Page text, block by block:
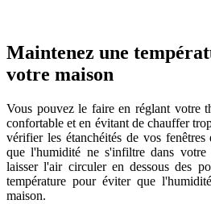
Maintenez une
votre maison
Vous pouvez le faire en réglant votre
confortable et en évitant de chauffer
vérifier les étanchéités de vos
que l'humidité ne s'infiltre dans
laisser l'air circuler en dessous des
température pour éviter que
maison.